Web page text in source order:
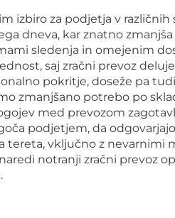
Nemčijo,
agencija
izbiro za podjetja v različnih
dneva, kar znatno zmanjša
sledenja in omejenim
saj zračni prevoz
pokritje, doseže pa
zmanjšano potrebo po
med prevozom
podjetjem, da
tereta, vključno z nevarnimi
notranji zračni prevoz